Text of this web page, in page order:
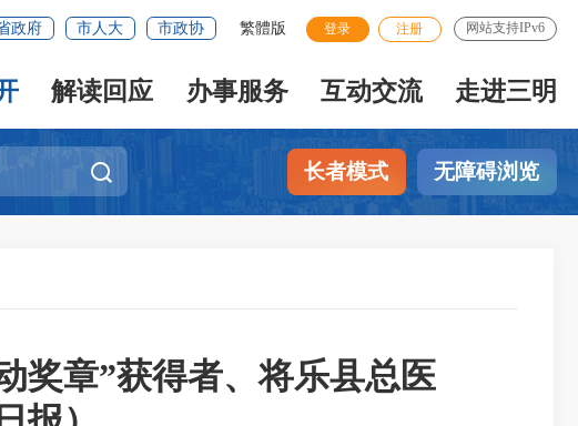
政府 市人大 市政协 繁體版 登录 注册 网站支持IPv6
解读回应 办事服务 互动交流 走进三明
长者模式 无障碍浏览
奖章”获得者、将乐县总医